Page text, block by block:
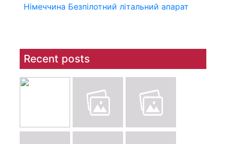
Німеччина Безпілотний літальний апарат
Recent posts